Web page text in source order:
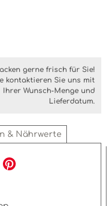
gerne frisch für Sie!
kontaktieren Sie uns mit
Ihrer Wunsch-Menge und
Lieferdatum.
& Nährwerte